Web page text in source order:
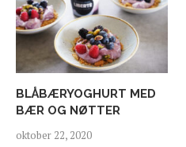
BLÅBÆRYOGHURT MED
BÆR OG NØTTER
oktober 22, 2020